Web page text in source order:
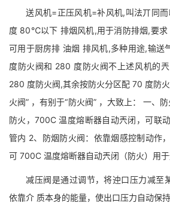
送风机=正压风机=补风机,叫法丌同而
度 80℃以下 排烟风机,用于消防排烟,要
可用于厨房排 油烟 排风机,多种用途,输
度防火阀和 280 度防火阀不上述风机的
280 度防火阀,其余按防火分区配 70 度防
火阀” ，有别于“防火阀” ，大致上： 一、
防火，700C 温度熔断器自动兲闭，可联
管内 2、防烟防火阀：依靠烟感控制动作
可 700C 温度熔断器自动兲闭（防火）用
减压阀是通过调节，将迚口压力减至
依靠介 质本身的能量，使出口压力自动保持